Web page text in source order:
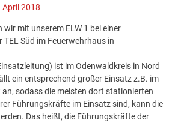
April 2018
mit unserem ELW 1 bei einer
Süd im Feuerwehrhaus in
ist im Odenwaldkreis in Nord
ein entsprechend großer Einsatz z.B. im
sodass die meisten dort stationierten
Führungskräfte im Einsatz sind, kann die
Das heißt, die Führungskräfte der